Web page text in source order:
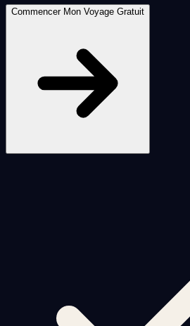
Commencer Mon Voyage Gratuit